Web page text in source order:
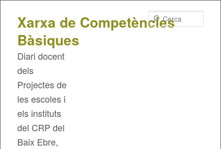
Xarxa de Competències
Bàsiques
Diari docent
dels
Projectes de
les escoles i
els instituts
del CRP del
Baix Ebre,